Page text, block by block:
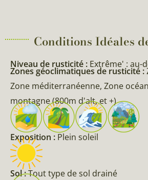
Conditions Idéales
Niveau de rusticité : Extrême' : au-
Zones géoclimatiques de rusticité :
Zone méditerranéenne, Zone
montagne (800m d'alt, et +)
Exposition : Plein soleil
Sol :Tout type de sol drainé